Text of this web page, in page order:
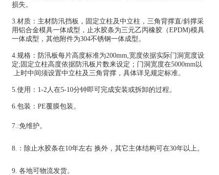
损失。
3.材质：主材防汛挡板，固定立柱及中立柱，三角背撑直/斜撑采
用铝合金模具一体成型，止水胶条为三元乙丙橡胶（EPDM)模具
一体成型，其他附件为304不锈钢一体成型。
4.规格：防汛板每片高度标准为200mm,宽度依据实际门洞宽度设
定;固定立柱高度依据防汛板片数来设定；门洞宽度在5000mm以
上时中间须设置中立柱及三角背撑，具体详见规定标准。
5.使用：1-2人在5-10分钟即可完成安装或拆卸的过程。
6.包装：PE覆膜包装。
7.:免维护。
8.：除止水胶条在10年左右 换外，其它主体结构可在30年以上。
9. 各地可物流发货。